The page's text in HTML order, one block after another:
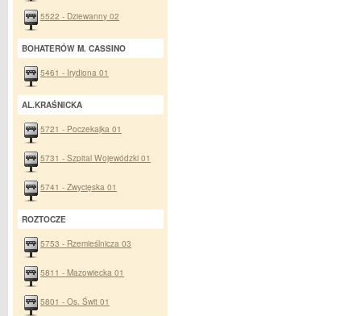
5522 - Dziewanny 02
BOHATERÓW M. CASSINO
5461 - Irydiona 01
AL.KRAŚNICKA
5721 - Poczekajka 01
5731 - Szpital Wojewódzki 01
5741 - Zwycięska 01
ROZTOCZE
5753 - Rzemieślnicza 03
5811 - Mazowiecka 01
5801 - Os. Świt 01